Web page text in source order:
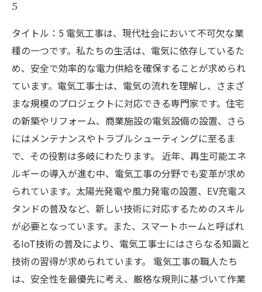
5
タイトル：5 電気工事は、現代社会において不可欠な業
種の一つです。私たちの生活は、電気に依存しているた
め、安全で効率的な電力供給を確保することが求められ
ています。電気工事士は、電気の流れを理解し、さまざ
まな規模のプロジェクトに対応できる専門家です。住宅
の新築やリフォーム、商業施設の電気設備の設置、さら
にはメンテナンスやトラブルシューティングに至るま
で、その役割は多岐にわたります。 近年、再生可能エネ
ルギーの導入が進む中、電気工事の分野でも変革が求め
られています。太陽光発電や風力発電の設置、EV充電ス
タンドの普及など、新しい技術に対応するためのスキル
が必要となっています。また、スマートホームと呼ばれ
るIoT技術の普及により、電気工事士にはさらなる知識と
技術の習得が求められています。 電気工事の職人たち
は、安全性を最優先に考え、厳格な規則に基づいて作業